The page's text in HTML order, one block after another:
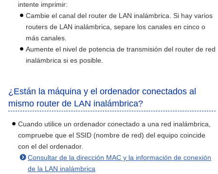
intente imprimir:
Cambie el canal del router de LAN inalámbrica. Si hay varios
routers de LAN inalámbrica, separe los canales en cinco o
más canales.
Aumente el nivel de potencia de transmisión del router de red
inalámbrica si es posible.
¿Están la máquina y el ordenador conectados al
mismo router de LAN inalámbrica?
Cuando utilice un ordenador conectado a una red inalámbrica,
compruebe que el SSID (nombre de red) del equipo coincide
con el del ordenador.
Consultar de la dirección MAC y la información de conexión
de la LAN inalámbrica